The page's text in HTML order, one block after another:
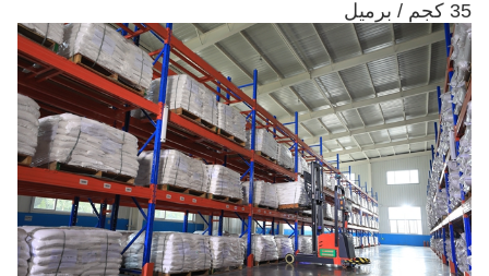
35 كجم / برميل